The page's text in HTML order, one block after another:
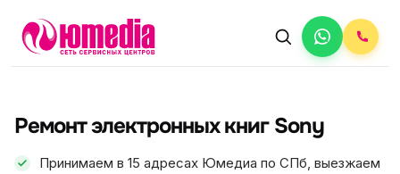
Ремонт электронных книг Sony
Принимаем в 15 адресах Юмедиа по СПб, выезжаем
ФИКС ЦЕНА
АВТОРИЗОВАННЫЙ СЕРВИС